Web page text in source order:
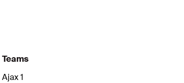
Teams
Ajax 1